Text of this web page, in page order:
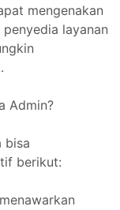
mengenakan
layanan
Admin?
bisa
berikut: